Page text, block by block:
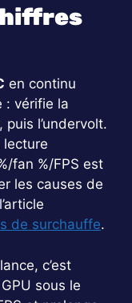
en continu
: vérifie la
l’undervolt.
lecture
fan %/FPS est
les causes de
de surchauffe.
c’est
sous le